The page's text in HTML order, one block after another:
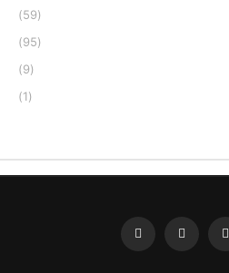
(59)
(95)
(9)
(1)